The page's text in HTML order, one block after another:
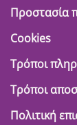
Προστασία
Cookies
Τρόποι
Τρόποι
Πολιτική